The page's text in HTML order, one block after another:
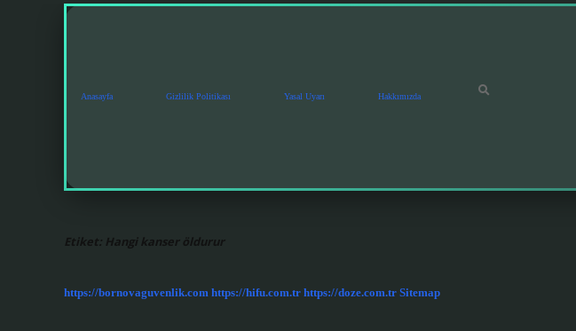
Anasayfa Gizlilik Politikası Yasal Uyarı Hakkımızda
Etiket: Hangi kanser öldurur
https://bornovaguvenlik.com https://hifu.com.tr https://doze.com.tr Sitemap